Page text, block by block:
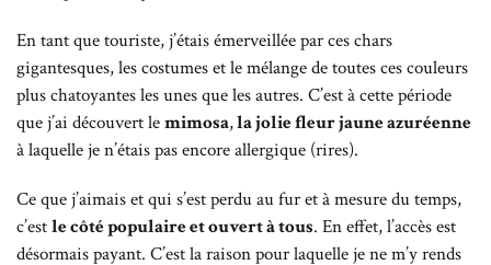
En tant que touriste, j’étais émerveillée par ces chars
gigantesques, les costumes et le mélange de toutes ces couleurs
plus chatoyantes les unes que les autres. C’est à cette période
que j’ai découvert lemimosa,la jolie fleur jaune azuréenne
à laquelle je n’étais pas encore allergique (rires).
Ce que j’aimais et qui s’est perdu au fur et à mesure du temps,
c’estle côté populaire et ouvert à tous. En effet, l’accès est
désormais payant. C’est la raison pour laquelle je ne m’y rends